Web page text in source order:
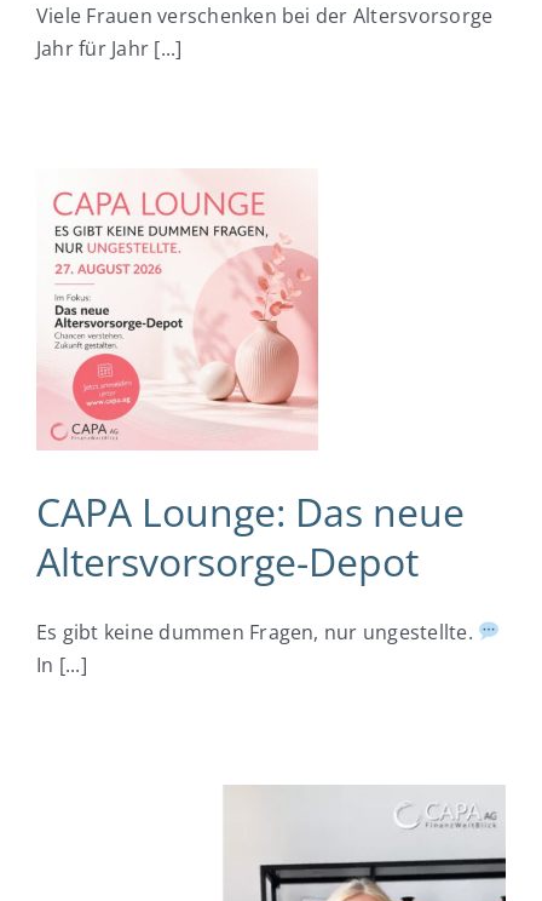
Viele Frauen verschenken bei der Altersvorsorge
Jahr für Jahr [...]
CAPA Lounge: Das neue
Altersvorsorge-Depot
Es gibt keine dummen Fragen, nur ungestellte.
In [...]